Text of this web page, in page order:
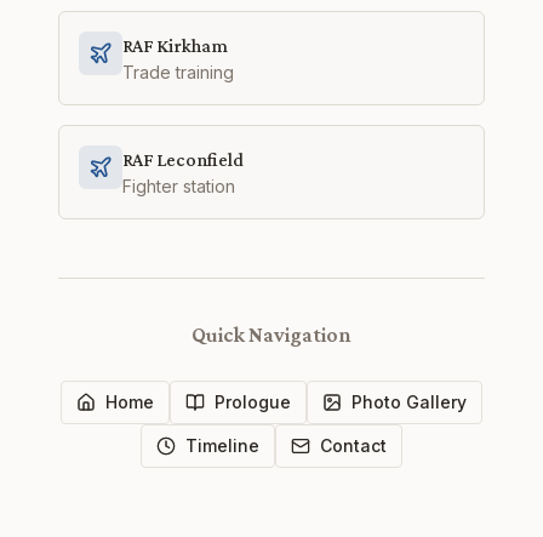
RAF Kirkham
Trade training
RAF Leconfield
Fighter station
Quick Navigation
Home Prologue Photo Gallery
Timeline Contact